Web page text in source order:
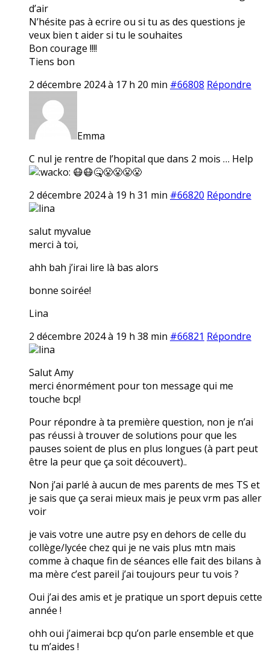
d’air
N’hésite pas à ecrire ou si tu as des questions je
veux bien t aider si tu le souhaites
Bon courage !!!!
Tiens bon
2 décembre 2024 à 17 h 20 min #66808 Répondre
Emma
C nul je rentre de l’hopital que dans 2 mois … Help
😷😷🤒😤😤😤😤
2 décembre 2024 à 19 h 31 min #66820 Répondre
lina
salut myvalue
merci à toi,
ahh bah j’irai lire là bas alors
bonne soirée!
Lina
2 décembre 2024 à 19 h 38 min #66821 Répondre
lina
Salut Amy
merci énormément pour ton message qui me
touche bcp!
Pour répondre à ta première question, non je n’ai
pas réussi à trouver de solutions pour que les
pauses soient de plus en plus longues (à part peut
être la peur que ça soit découvert)..
Non j’ai parlé à aucun de mes parents de mes TS et
je sais que ça serai mieux mais je peux vrm pas aller
voir
je vais votre une autre psy en dehors de celle du
collège/lycée chez qui je ne vais plus mtn mais
comme à chaque fin de séances elle fait des bilans à
ma mère c’est pareil j’ai toujours peur tu vois ?
Oui j’ai des amis et je pratique un sport depuis cette
année !
ohh oui j’aimerai bcp qu’on parle ensemble et que
tu m’aides !